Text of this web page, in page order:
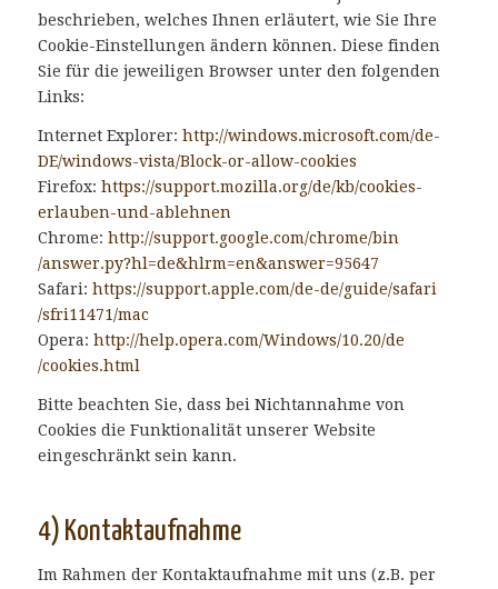
beschrieben, welches Ihnen erläutert, wie Sie Ihre
Cookie-Einstellungen ändern können. Diese finden
Sie für die jeweiligen Browser unter den folgenden
Links:
Internet Explorer: http://windows.microsoft.com/de-
DE/windows-vista/Block-or-allow-cookies
Firefox: https://support.mozilla.org/de/kb/cookies-
erlauben-und-ablehnen
Chrome: http://support.google.com/chrome/bin
/answer.py?hl=de&hlrm=en&answer=95647
Safari: https://support.apple.com/de-de/guide/safari
/sfri11471/mac
Opera: http://help.opera.com/Windows/10.20/de
/cookies.html
Bitte beachten Sie, dass bei Nichtannahme von
Cookies die Funktionalität unserer Website
eingeschränkt sein kann.
4) Kontaktaufnahme
Im Rahmen der Kontaktaufnahme mit uns (z.B. per